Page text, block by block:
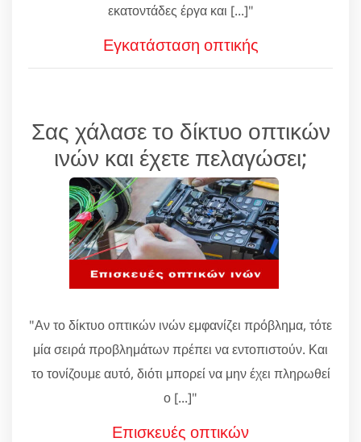
εκατοντάδες έργα και [...]"
Εγκατάσταση οπτικής
Σας χάλασε το δίκτυο οπτικών
ινών και έχετε πελαγώσει;
"Αν το δίκτυο οπτικών ινών εμφανίζει πρόβλημα, τότε
μία σειρά προβλημάτων πρέπει να εντοπιστούν. Και
το τονίζουμε αυτό, διότι μπορεί να μην έχει πληρωθεί
ο [...]"
Επισκευές οπτικών